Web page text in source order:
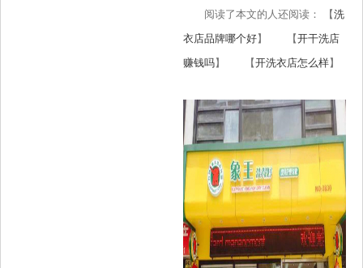
阅读了本文的人还阅读： 【洗
衣店品牌哪个好】 【开干洗店
赚钱吗】 【开洗衣店怎么样】